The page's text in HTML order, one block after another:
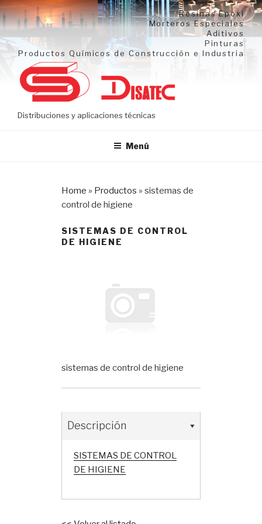
Ir
al
contenido
Resinas Epoxi
Morteros Especiales
Aditivos
Pinturas
Productos Químicos de Construcción e Industria
Distribuciones y aplicaciones técnicas
Menú
Home » Productos »sistemas de
control de higiene
SISTEMAS DE CONTROL
DE HIGIENE
sistemas de control de higiene
Descripción
SISTEMAS DE CONTROL
DE HIGIENE